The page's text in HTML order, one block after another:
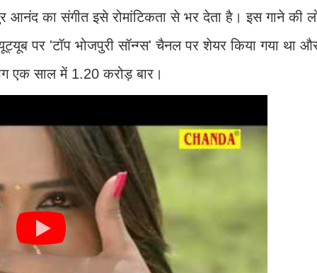
का संगीत इसे रोमांटिकता से भर देता है। इस गाने की
पर 'टॉप भोजपुरी सॉन्ग्स' चैनल पर शेयर किया गया था
एक साल में 1.20 करोड़ बार।